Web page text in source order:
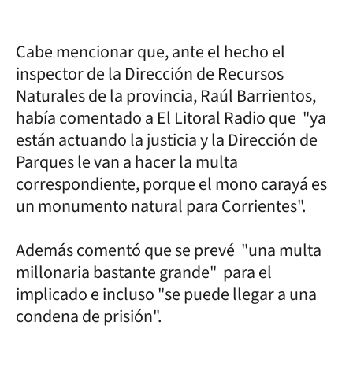
Cabe mencionar que, ante el hecho el
inspector de la Dirección de Recursos
Naturales de la provincia, Raúl Barrientos,
había comentado a El Litoral Radio que "ya
están actuando la justicia y la Dirección de
Parques le van a hacer la multa
correspondiente, porque el mono carayá es
un monumento natural para Corrientes".
Además comentó que se prevé "una multa
millonaria bastante grande" para el
implicado e incluso "se puede llegar a una
condena de prisión".